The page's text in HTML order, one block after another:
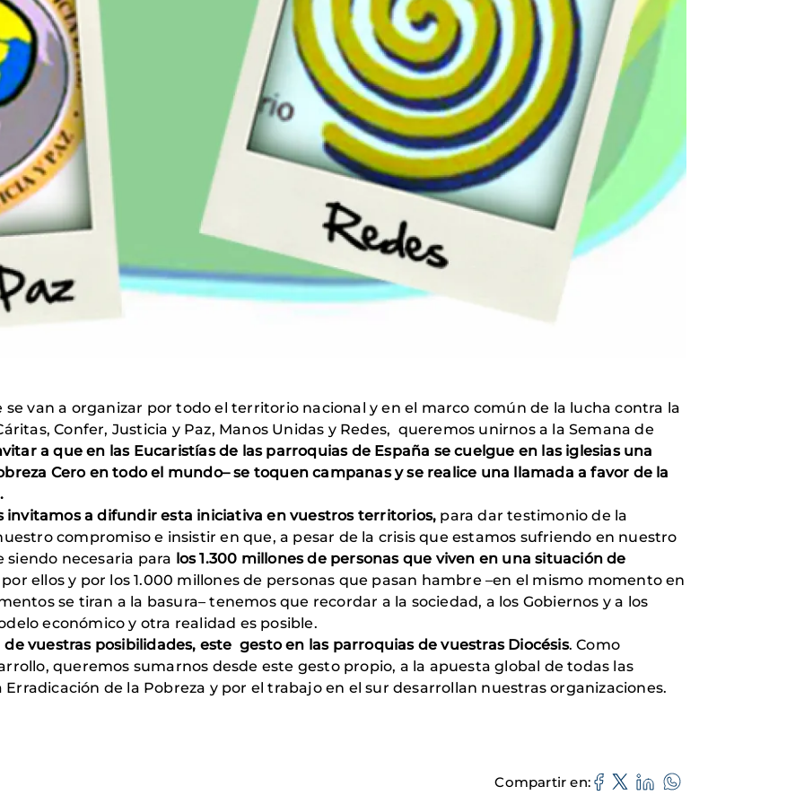
van a organizar por todo el territorio nacional y en el marco común de la lucha contra la
Confer, Justicia y Paz, Manos Unidas y Redes, queremos unirnos a la Semana de
a que en las Eucaristías de las parroquias de España se cuelgue en las iglesias una
Cero en todo el mundo– se toquen campanas y se realice una llamada a favor de la
invitamos a difundir esta iniciativa en vuestros territorios, para dar testimonio de la
compromiso e insistir en que, a pesar de la crisis que estamos sufriendo en nuestro
siendo necesaria para los 1.300 millones de personas que viven en una situación de
ellos y por los 1.000 millones de personas que pasan hambre –en el mismo momento en
se tiran a la basura– tenemos que recordar a la sociedad, a los Gobiernos y a los
económico y otra realidad es posible.
vuestras posibilidades, este gesto en las parroquias de vuestras Diocésis. Como
queremos sumarnos desde este gesto propio, a la apuesta global de todas las
de la Pobreza y por el trabajo en el sur desarrollan nuestras organizaciones.
Compartir en